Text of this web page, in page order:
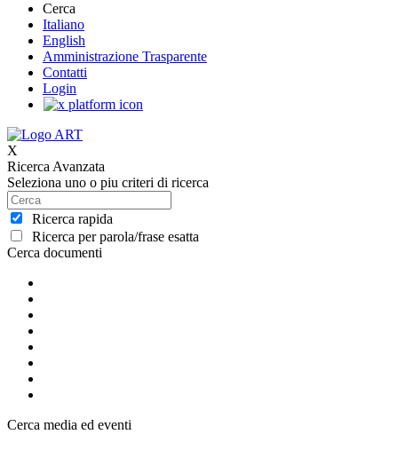
Cerca
Italiano
English
Amministrazione Trasparente
Contatti
Login
X
Ricerca Avanzata
Seleziona uno o piu criteri di ricerca
Ricerca rapida
Ricerca per parola/frase esatta
Cerca documenti
Cerca media ed eventi